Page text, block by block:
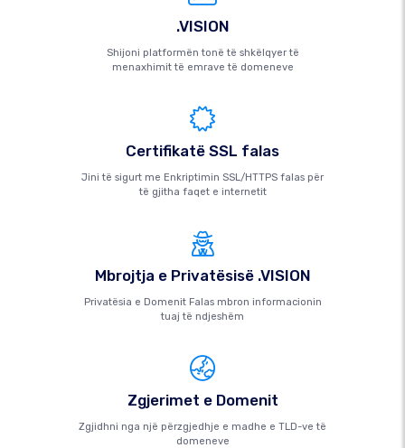
.VISION
Shijoni platformën tonë të shkëlqyer të
menaxhimit të emrave të domeneve
Certifikatë SSL falas
Jini të sigurt me Enkriptimin SSL/HTTPS falas për
të gjitha faqet e internetit
Mbrojtja e Privatësisë .VISION
Privatësia e Domenit Falas mbron informacionin
tuaj të ndjeshëm
Zgjerimet e Domenit
Zgjidhni nga një përzgjedhje e madhe e TLD-ve të
domeneve